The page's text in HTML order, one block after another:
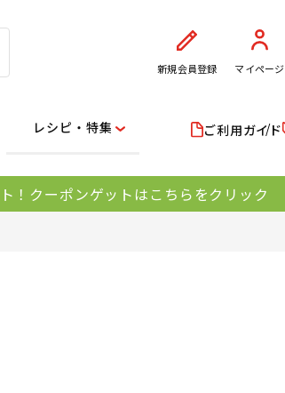
新規会員登録 マイページ
レシピ・特集 ご利用ガイド
！クーポンゲットはこちらをクリック